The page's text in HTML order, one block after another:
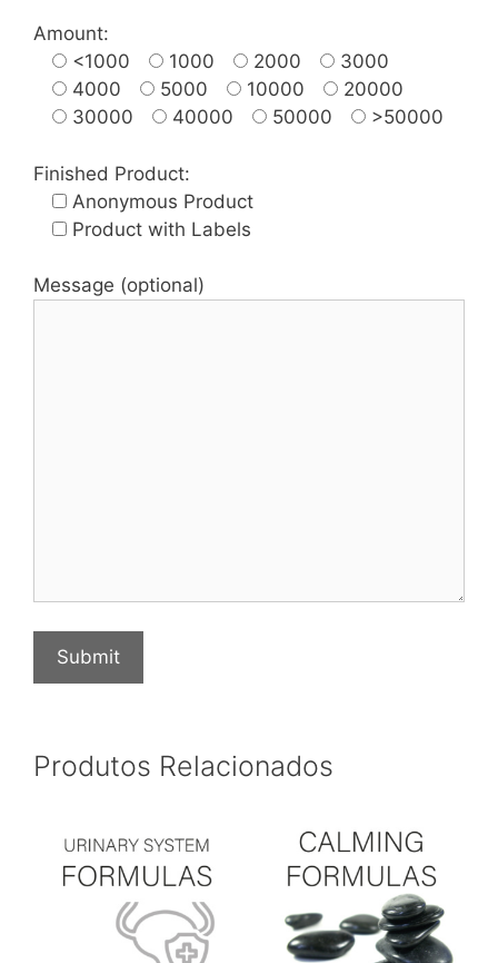
Amount:
<1000
1000 2000
3000
4000
5000 10000
20000
30000
40000 50000 >50000
Finished Product:
Anonymous Product
Product with Labels
Message (optional)
Produtos Relacionados